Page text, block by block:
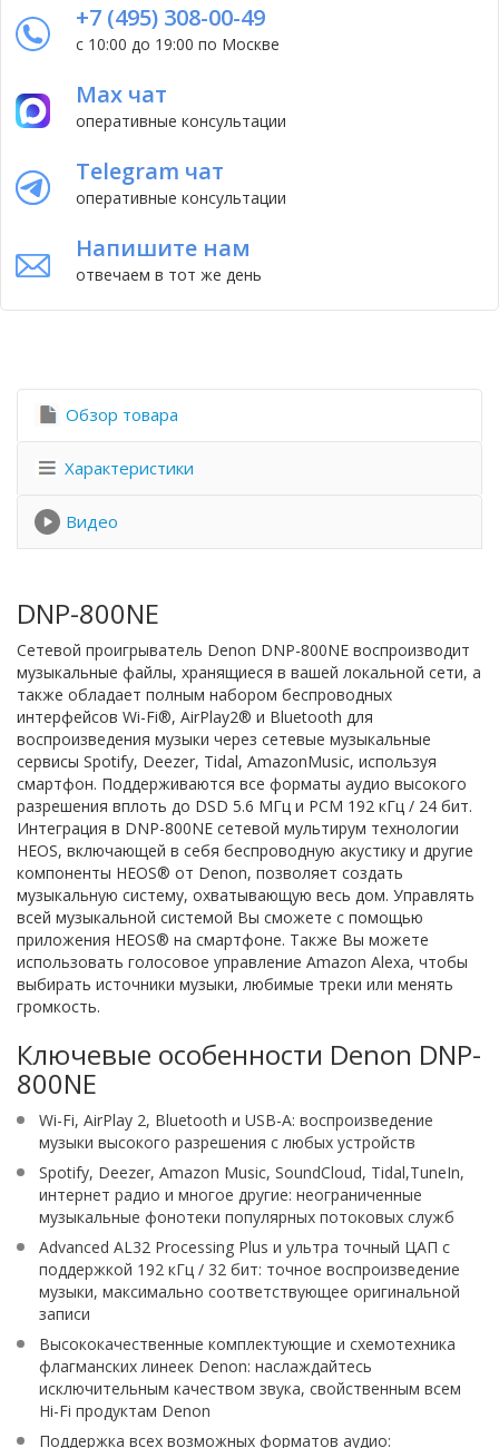
+7 (495) 308-00-49
с 10:00 до 19:00 по Москве
Max чат
оперативные консультации
Telegram чат
оперативные консультации
Напишите нам
отвечаем в тот же день
Обзор товара
Характеристики
Видео
DNP-800NE
Сетевой проигрыватель Denon DNP-800NE воспроизводит
музыкальные файлы, хранящиеся в вашей локальной сети, а
также обладает полным набором беспроводных
интерфейсов Wi-Fi®, AirPlay2® и Bluetooth для
воспроизведения музыки через сетевые музыкальные
сервисы Spotify, Deezer, Tidal, AmazonMusic, используя
смартфон. Поддерживаются все форматы аудио высокого
разрешения вплоть до DSD 5.6 МГц и PCM 192 кГц / 24 бит.
Интеграция в DNP-800NE сетевой мультирум технологии
HEOS, включающей в себя беспроводную акустику и другие
компоненты HEOS® от Denon, позволяет создать
музыкальную систему, охватывающую весь дом. Управлять
всей музыкальной системой Вы сможете с помощью
приложения HEOS® на смартфоне. Также Вы можете
использовать голосовое управление Amazon Alexa, чтобы
выбирать источники музыки, любимые треки или менять
громкость.
Ключевые особенности Denon DNP-
800NE
Wi-Fi, AirPlay 2, Bluetooth и USB-A: воспроизведение
музыки высокого разрешения с любых устройств
Spotify, Deezer, Amazon Music, SoundCloud, Tidal,TuneIn,
интернет радио и многое другие: неограниченные
музыкальные фонотеки популярных потоковых служб
Advanced AL32 Processing Plus и ультра точный ЦАП с
поддержкой 192 кГц / 32 бит: точное воспроизведение
музыки, максимально соответствующее оригинальной
записи
Высококачественные комплектующие и схемотехника
флагманских линеек Denon: наслаждайтесь
исключительным качеством звука, свойственным всем
Hi-Fi продуктам Denon
Поддержка всех возможных форматов аудио: